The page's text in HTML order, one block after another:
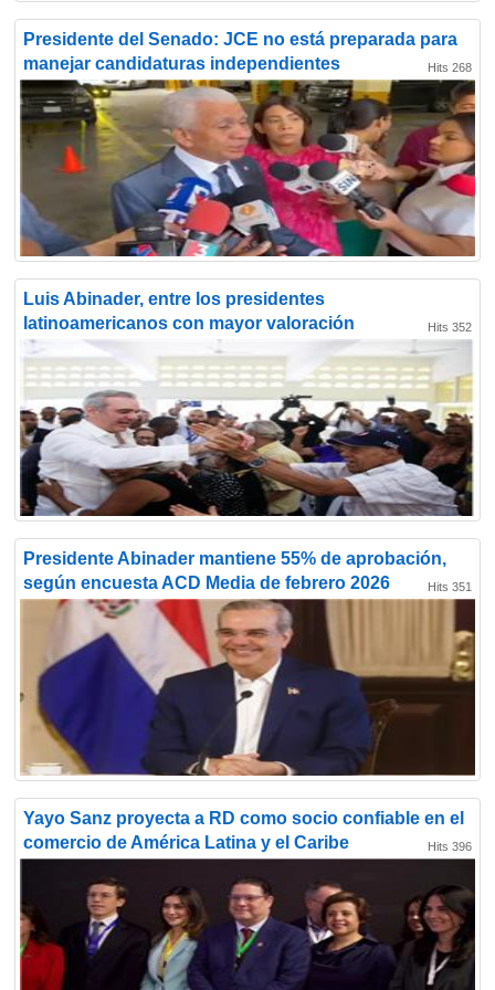
Presidente del Senado: JCE no está preparada para
manejar candidaturas independientes
Hits 268
Luis Abinader, entre los presidentes
latinoamericanos con mayor valoración
Hits 352
Presidente Abinader mantiene 55% de aprobación,
según encuesta ACD Media de febrero 2026
Hits 351
Yayo Sanz proyecta a RD como socio confiable en el
comercio de América Latina y el Caribe
Hits 396